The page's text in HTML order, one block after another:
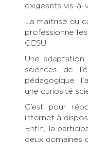
exigeants vis-à-
La maîtrise du
CESU.
Une adaptation
sciences de
pédagogique,
une curiosité
C’est pour
internet à
Enfin, la
deux domaines